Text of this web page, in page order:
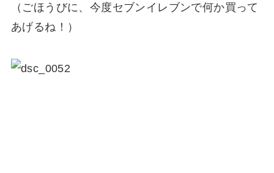
（ごほうびに、今度セブンイレブンで何か買って
あげるね！）